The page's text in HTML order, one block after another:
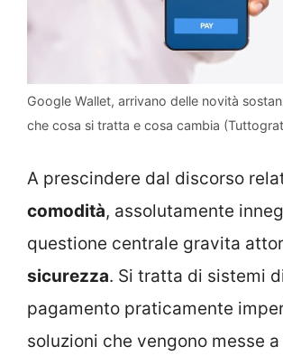
Google Wallet, arrivano delle novità
che cosa si tratta e cosa cambia
A prescindere dal discorso
comodità, assolutamente
questione centrale gravita
sicurezza. Si tratta di sistemi
pagamento praticamente
soluzioni che vengono messe